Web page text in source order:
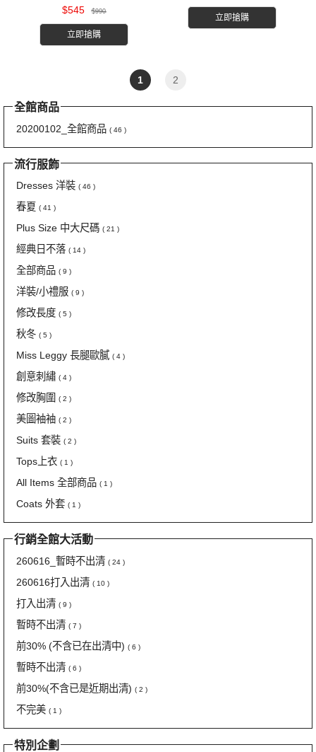
$545 $990
立即搶購
立即搶購
1 2
全館商品
20200102_全館商品 ( 46 )
流行服飾
Dresses 洋裝 ( 46 )
春夏 ( 41 )
Plus Size 中大尺碼 ( 21 )
經典日不落 ( 14 )
全部商品 ( 9 )
洋裝/小禮服 ( 9 )
修改長度 ( 5 )
秋冬 ( 5 )
Miss Leggy 長腿歐膩 ( 4 )
創意刺繡 ( 4 )
修改胸圍 ( 2 )
美圖袖袖 ( 2 )
Suits 套裝 ( 2 )
Tops上衣 ( 1 )
All Items 全部商品 ( 1 )
Coats 外套 ( 1 )
行銷全館大活動
260616_暫時不出清 ( 24 )
260616打入出清 ( 10 )
打入出清 ( 9 )
暫時不出清 ( 7 )
前30% (不含已在出清中) ( 6 )
暫時不出清 ( 6 )
前30%(不含已是近期出清) ( 2 )
不完美 ( 1 )
特別企劃